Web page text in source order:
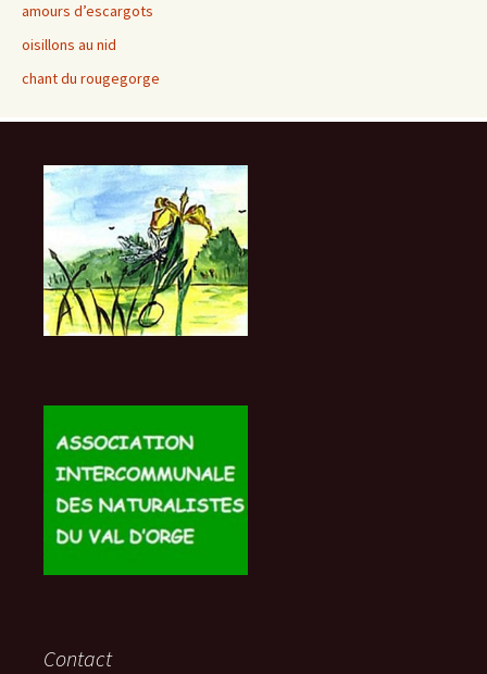
amours d’escargots
oisillons au nid
chant du rougegorge
Contact